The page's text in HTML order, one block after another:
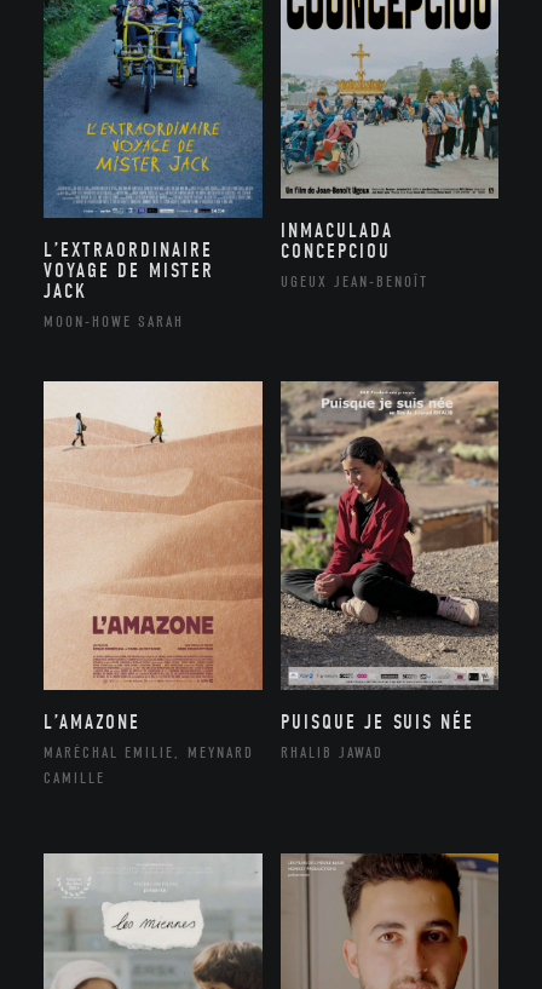
L’EXTRAORDINAIRE
VOYAGE DE MISTER
JACK
MOON-HOWE SARAH
INMACULADA
CONCEPCIOU
UGEUX JEAN-BENOÎT
L’AMAZONE
MARÉCHAL EMILIE, MEYNARD
CAMILLE
PUISQUE JE SUIS NÉE
RHALIB JAWAD